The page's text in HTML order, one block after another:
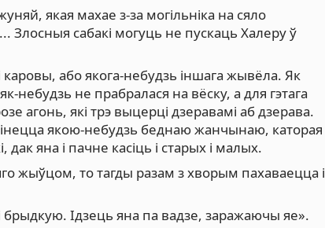
якая махае з-за могільніка на сяло
Злосныя сабакі могуць не пускаць Халеру ў
каровы, або якога-небудзь іншага жывёла. Як
небудзь не прабралася на вёску, а для гэтага
агонь, які трэ выцерці дзеравамі аб дзерава.
якою-небудзь беднаю жанчынаю, каторая
дак яна і пачне касіць і старых і малых.
жыўцом, то тагды разам з хворым пахаваецца і
брыдкую. Ідзець яна па вадзе, заражаючы яе».